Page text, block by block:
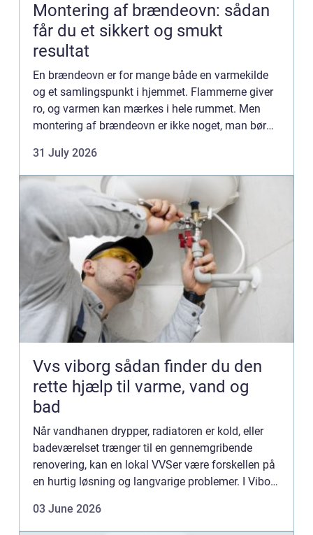
Montering af brændeovn: sådan
får du et sikkert og smukt
resultat
En brændeovn er for mange både en varmekilde
og et samlingspunkt i hjemmet. Flammerne giver
ro, og varmen kan mærkes i hele rummet. Men
montering af brændeovn er ikke noget, man bør
31 July 2026
Vvs viborg sådan finder du den
rette hjælp til varme, vand og
bad
Når vandhanen drypper, radiatoren er kold, eller
badeværelset trænger til en gennemgribende
renovering, kan en lokal VVSer være forskellen på
en hurtig løsning og langvarige problemer. I Viborg
kan være s...
03 June 2026